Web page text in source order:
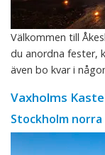
Välkommen till
du anordna fester,
även bo kvar i
Vaxholms
Stockholm norra